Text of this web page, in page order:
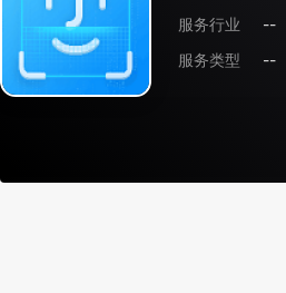
服务行业
--
服务类型
--